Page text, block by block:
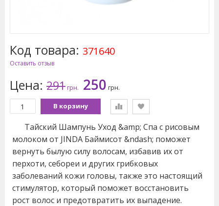
Код товара: 371640
Оставить отзыв
Цена: 291грн. 250 грн.
В корзину
Тайский Шампунь Уход &amp; Спа c рисовым
молоком от JINDA Баймисот &ndash; поможет
вернуть былую силу волосам, избавив их от
перхоти, себореи и других грибковых
заболеваний кожи головы, также это настоящий
стимулятор, который поможет восстановить
рост волос и предотвратить их выпадение.